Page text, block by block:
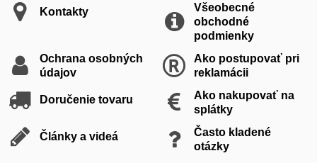
Kontakty
Všeobecné
obchodné
podmienky
Ochrana osobných
údajov
Ako postupovať pri
reklamácii
Doručenie tovaru
Ako nakupovať na
splátky
Články a videá
Často kladené
otázky